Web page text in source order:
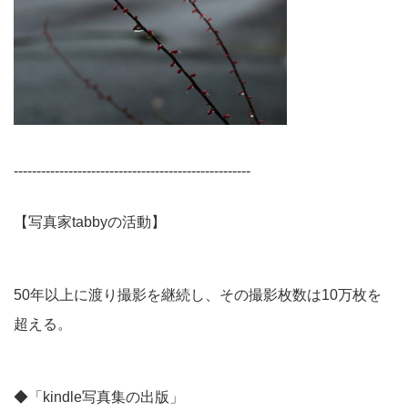
----------------------------------------------------
【写真家tabbyの活動】
50年以上に渡り撮影を継続し、その撮影枚数は10万枚を
超える。
◆「kindle写真集の出版」